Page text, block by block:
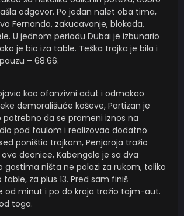
odgovor. Po jedan nalet oba tima,
Fernando, zakucavanje, blokada,
U jednom periodu Dubai je izbunario
je bio iza table. Teška trojka je bila i
– 68:66.
kao ofanzivni adut i odmakao
demorališuće koševe, Partizan je
da se promeni iznos na
pod faulom i realizovao dodatno
poništio trojkom, Penjaroja tražio
deonice, Kabengele je sa dva
ništa ne polazi za rukom, toliko
za plus 13. Pred sam finiš
od minut i po do kraja tražio tajm-aut.
toga.